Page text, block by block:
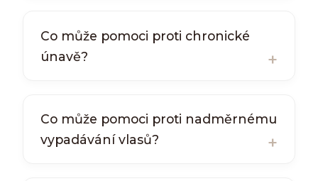
Co může pomoci proti chronické
únavě?
Co může pomoci proti nadměrnému
vypadávání vlasů?